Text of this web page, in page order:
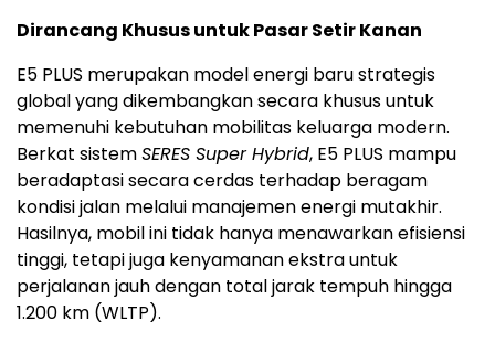
Dirancang Khusus untuk Pasar Setir Kanan
E5 PLUS merupakan model energi baru strategis
global yang dikembangkan secara khusus untuk
memenuhi kebutuhan mobilitas keluarga modern.
Berkat sistemSERES Super Hybrid, E5 PLUS mampu
beradaptasi secara cerdas terhadap beragam
kondisi jalan melalui manajemen energi mutakhir.
Hasilnya, mobil ini tidak hanya menawarkan efisiensi
tinggi, tetapi juga kenyamanan ekstra untuk
perjalanan jauh dengan total jarak tempuh hingga
1.200 km (WLTP).